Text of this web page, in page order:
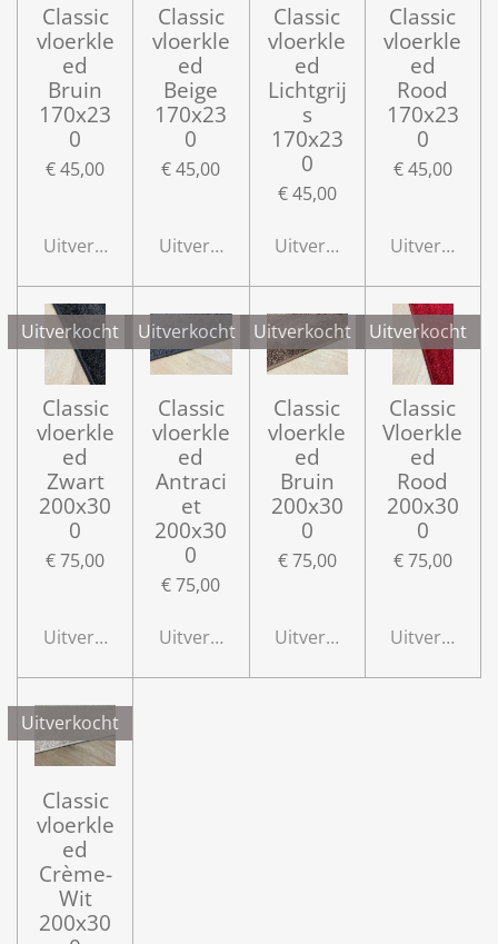
Classic
vloerkle
ed
Bruin
170x23
0
€ 45,00
Uitverkocht
Classic
vloerkle
ed
Beige
170x23
0
€ 45,00
Uitverkocht
Classic
vloerkle
ed
Lichtgrij
s
170x23
0
€ 45,00
Uitverkocht
Classic
vloerkle
ed
Rood
170x23
0
€ 45,00
Uitverkocht
Uitverkocht
Classic
vloerkle
ed
Zwart
200x30
0
€ 75,00
Uitverkocht
Uitverkocht
Classic
vloerkle
ed
Antraci
et
200x30
0
€ 75,00
Uitverkocht
Uitverkocht
Classic
vloerkle
ed
Bruin
200x30
0
€ 75,00
Uitverkocht
Uitverkocht
Classic
Vloerkle
ed
Rood
200x30
0
€ 75,00
Uitverkocht
Uitverkocht
Classic
vloerkle
ed
Crème-
Wit
200x30